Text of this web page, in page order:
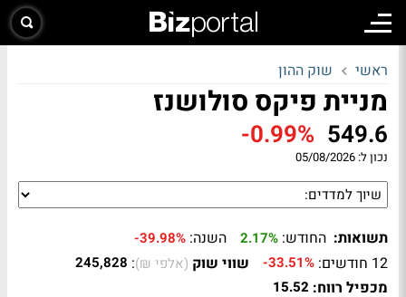
ראשי שוק ההון
מניית פיקס סולושנז
549.6
-0.99%
נכון ל: 05/08/2026
תשואות: החודש: 2.17% השנה: -39.98%
12 חודשים: -33.51% שווי שוק (אלפי ₪):
245,828
מכפיל רווח: 15.52